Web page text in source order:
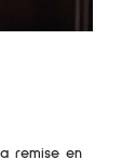
remise en